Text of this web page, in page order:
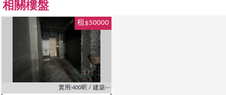
相關樓盤
租$50000
實用:400呎 / 建築:--